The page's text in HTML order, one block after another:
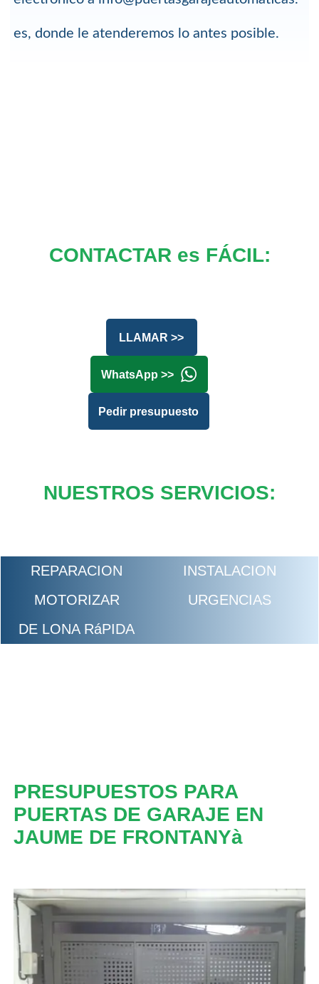
es, donde le atenderemos lo antes posible.
CONTACTAR es FÁCIL:
LLAMAR >>
WhatsApp >>
Pedir presupuesto
NUESTROS SERVICIOS:
REPARACION
INSTALACION
MOTORIZAR
URGENCIAS
DE LONA RáPIDA
PRESUPUESTOS PARA
PUERTAS DE GARAJE EN
JAUME DE FRONTANYà